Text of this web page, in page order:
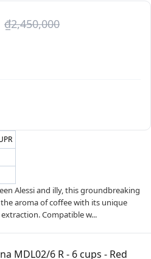
₫2,450,000
Alessi and illy, this groundbreaking
aroma of coffee with its unique
Compatible w...
MDL02/6 R - 6 cups - Red